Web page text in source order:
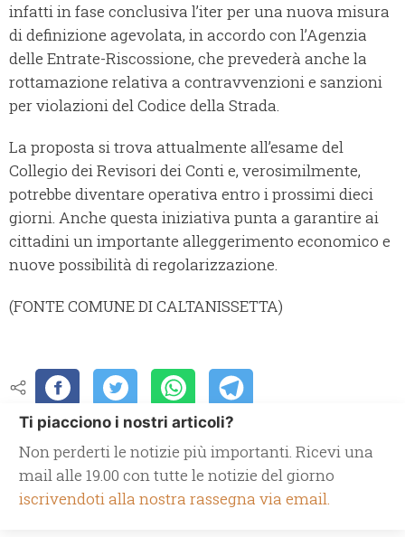
infatti in fase conclusiva l’iter per una nuova misura
di definizione agevolata, in accordo con l’Agenzia
delle Entrate-Riscossione, che prevederà anche la
rottamazione relativa a contravvenzioni e sanzioni
per violazioni del Codice della Strada.
La proposta si trova attualmente all’esame del
Collegio dei Revisori dei Conti e, verosimilmente,
potrebbe diventare operativa entro i prossimi dieci
giorni. Anche questa iniziativa punta a garantire ai
cittadini un importante alleggerimento economico e
nuove possibilità di regolarizzazione.
(FONTE COMUNE DI CALTANISSETTA)
Ti piacciono i nostri articoli?
Non perderti le notizie più importanti. Ricevi una
mail alle 19.00 con tutte le notizie del giorno
iscrivendoti alla nostra rassegna via email.